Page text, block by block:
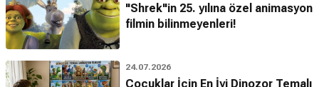
"Shrek"in 25. yılına özel animasyon
filmin bilinmeyenleri!
24.07.2026
Çocuklar İçin En İyi Dinozor Temalı